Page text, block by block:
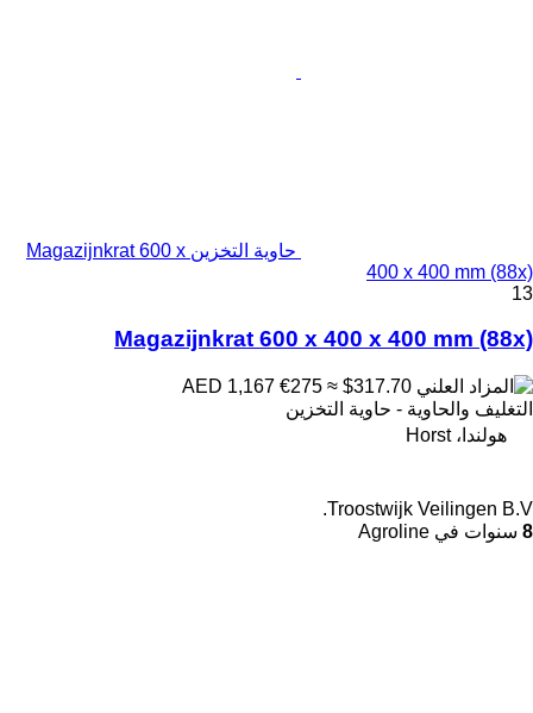
حاوية التخزين Magazijnkrat 600 x
400 x 400 mm (88x)
13
Magazijnkrat 600 x 400 x 400 mm (88x)
€275 ≈ $317.70
التغليف والحاوية - حاوية التخزين
هولندا، Horst
Troostwijk Veilingen B.V.
8 سنوات في Agroline